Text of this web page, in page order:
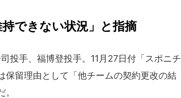
持できない状況」と指摘
投手、福博登投手。11月27日付「スポニチ
保留理由として「他チームの契約更改の結